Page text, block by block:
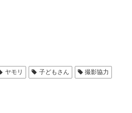
ヤモリ 子どもさん 撮影協力